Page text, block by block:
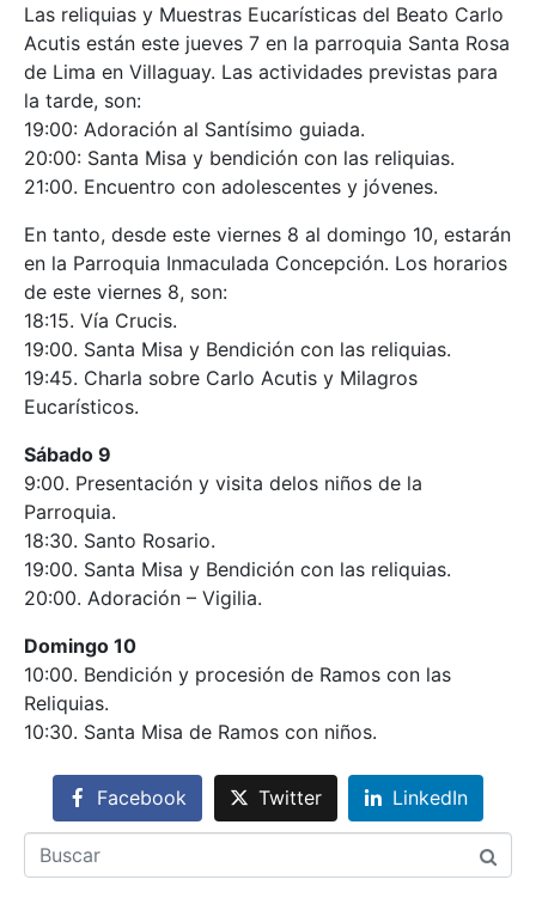
Las reliquias y Muestras Eucarísticas del Beato Carlo
Acutis están este jueves 7 en la parroquia Santa Rosa
de Lima en Villaguay. Las actividades previstas para
la tarde, son:
19:00: Adoración al Santísimo guiada.
20:00: Santa Misa y bendición con las reliquias.
21:00. Encuentro con adolescentes y jóvenes.
En tanto, desde este viernes 8 al domingo 10, estarán
en la Parroquia Inmaculada Concepción. Los horarios
de este viernes 8, son:
18:15. Vía Crucis.
19:00. Santa Misa y Bendición con las reliquias.
19:45. Charla sobre Carlo Acutis y Milagros
Eucarísticos.
Sábado 9
9:00. Presentación y visita delos niños de la
Parroquia.
18:30. Santo Rosario.
19:00. Santa Misa y Bendición con las reliquias.
20:00. Adoración – Vigilia.
Domingo 10
10:00. Bendición y procesión de Ramos con las
Reliquias.
10:30. Santa Misa de Ramos con niños.
Facebook Twitter LinkedIn